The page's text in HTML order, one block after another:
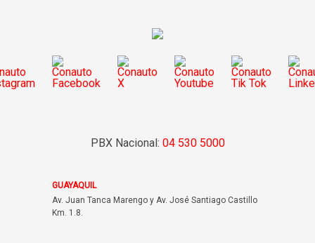
PBX Nacional: 04 530 5000
GUAYAQUIL
Av. Juan Tanca Marengo y Av. José Santiago Castillo
Km. 1.8.